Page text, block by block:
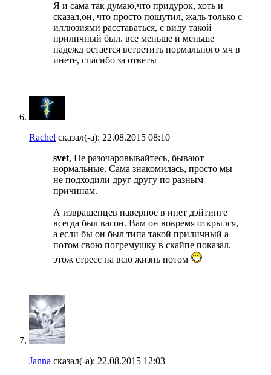
Я и сама так думаю,что придурок, хоть и
сказал,он, что просто пошутил, жаль только с
иллюзиями расставаться, с виду такой
приличный был. все меньше и меньше
надежд остается встретить нормального мч в
инете, спасибо за ответы
Rachel сказал(-а): 22.08.2015 08:10
svet, Не разочаровывайтесь, бывают
нормальные. Сама знакомилась, просто мы
не подходили друг другу по разным
причинам.
А извращенцев наверное в инет дэйтинге
всегда был вагон. Вам он вовремя открылся,
а если бы он был типа такой приличный а
потом свою погремушку в скайпе показал,
этож стресс на всю жизнь потом
Janna сказал(-а): 22.08.2015 12:03